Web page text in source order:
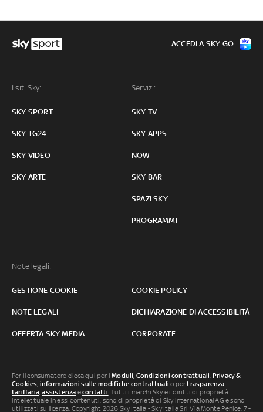
I siti Sky:
SKY SPORT
SKY TG24
SKY VIDEO
SKY ARTE
Servizi:
SKY TV
SKY APPS
NOW
SKY BAR
SPAZI SKY
PROGRAMMI
Note legali:
GESTIONE COOKIE COOKIE POLICY
NOTE LEGALI DICHIARAZIONE DI ACCESSIBILITÀ
OFFERTA SKY MEDIA CORPORATE
ACCEDI A SKY GO
Per il consumatore clicca qui per iModuli, Condizioni contrattuali, Privacy &
Cookies, informazioni sulle modifiche contrattuali o pertrasparenza
tariffaria,assistenza econtatti. Tutti i marchi Sky e i diritti di proprietà
intellettuale in essi contenuti, sono di proprietà di Sky international AG e sono
utilizzati su licenza. Copyright 2026 Sky Italia - Sky Italia Srl Via Monte Penice, 7 -